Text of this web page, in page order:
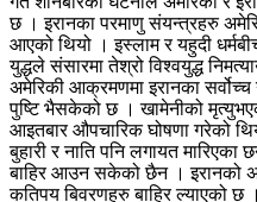
छ । इरानका परमाणु संयन्त्रहरु
आएको थियो । इस्लाम र यहुदी
युद्धले संसारमा तेश्रो विश्वयुद्ध
अमेरिकी आक्रमणमा इरानका
पुष्टि भैसकेको छ । खामेनीको
आइतबार औपचारिक घोषणा गरेको
बुहारी र नाति पनि लगायत मारिएका
बाहिर आउन सकेको छैन । इरानको
कतिपय बिवरणहरु बाहिर ल्याएको छ